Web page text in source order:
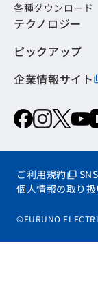
各種ダウンロード
テクノロジー
ピックアップ
企業情報サイト
ご利用規約
個人情報の取り
©FURUNO